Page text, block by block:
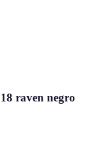
raven negro